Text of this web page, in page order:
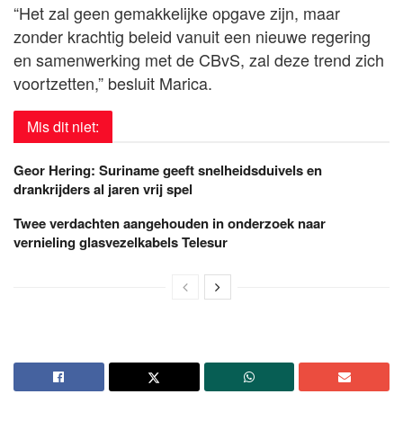
“Het zal geen gemakkelijke opgave zijn, maar
zonder krachtig beleid vanuit een nieuwe regering
en samenwerking met de CBvS, zal deze trend zich
voortzetten,” besluit Marica.
Mis dit niet:
Geor Hering: Suriname geeft snelheidsduivels en
drankrijders al jaren vrij spel
Twee verdachten aangehouden in onderzoek naar
vernieling glasvezelkabels Telesur